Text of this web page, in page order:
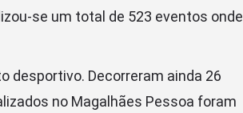
se um total de 523 eventos onde
desportivo. Decorreram ainda 26
no Magalhães Pessoa foram